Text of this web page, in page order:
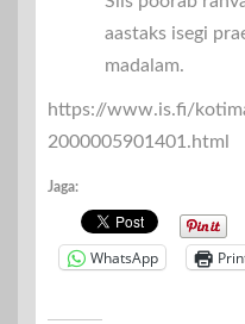
aastaks isegi
madalam.
https://www.is.fi/
2000005901401.html
Jaga:
WhatsApp